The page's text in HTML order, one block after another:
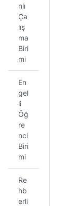
nlı
Ça
lış
ma
Biri
mi
En
gel
li
Öğ
re
nci
Biri
mi
Re
hb
erli